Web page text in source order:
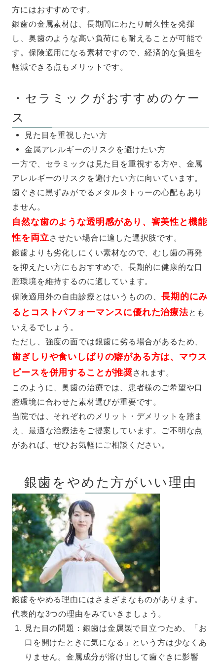
方にはおすすめです。
銀歯の金属素材は、長期間にわたり耐久性を発揮
し、奥歯のような高い負荷にも耐えることが可能で
す。保険適用になる素材ですので、経済的な負担を
軽減できる点もメリットです。
・セラミックがおすすめのケー
ス
見た目を重視したい方
金属アレルギーのリスクを避けたい方
一方で、セラミックは見た目を重視する方や、金属
アレルギーのリスクを避けたい方に向いています。
歯ぐきに黒ずみがでるメタルタトゥーの心配もあり
ません。
自然な歯のような透明感があり、審美性と機能
性を両立 させたい場合に適した選択肢です。
銀歯よりも劣化しにくい素材なので、むし歯の再発
を抑えたい方にもおすすめで、長期的に健康的な口
腔環境を維持するのに適しています。
保険適用外の自由診療とはいうものの、長期的にみ
るとコストパフォーマンスに優れた治療法とも
いえるでしょう。
ただし、強度の面では銀歯に劣る場合があるため、
歯ぎしりや食いしばりの癖がある方は、マウス
ピースを併用することが推奨されます。
このように、奥歯の治療では、患者様のご希望や口
腔環境に合わせた素材選びが重要です。
当院では、それぞれのメリット・デメリットを踏ま
え、最適な治療法をご提案しています。ご不明な点
があれば、ぜひお気軽にご相談ください。
銀歯をやめた方がいい理由
銀歯をやめる理由にはさまざまなものがあります。
代表的な3つの理由をみていきましょう。
見た目の問題：銀歯は金属製で目立つため、「お
口を開けたときに気になる」という方は少なくあ
りません。金属成分が溶け出して歯ぐきに影響